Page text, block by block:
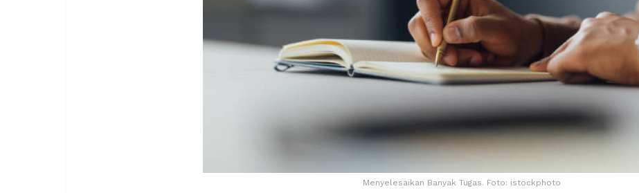
Menyelesaikan Banyak Tugas. Foto: istockphoto